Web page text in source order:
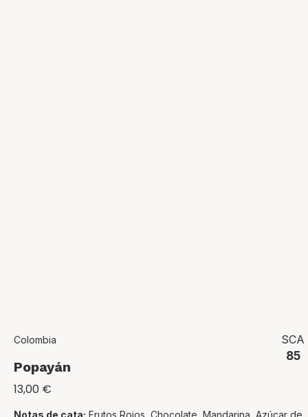
Colombia
Popayán
13,00 €
SCA
85
Notas de cata: Frutos Rojos, Chocolate, Mandarina, Azúcar de